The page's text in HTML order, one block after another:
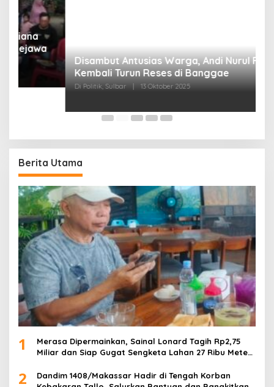
Disambut Antusias Warga, Andi Nurul Fathiya
Kembali Turun Reses di Banggae
Di Politik, Sulbar | 13 Oktober 2025
Berita Utama
1
Merasa Dipermainkan, Sainal Lonard Tagih Rp2,75
Miliar dan Siap Gugat Sengketa Lahan 27 Ribu Meter
2
Dandim 1408/Makassar Hadir di Tengah Korban